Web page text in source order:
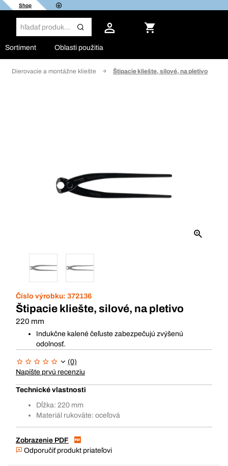
Shop
Sortiment Oblasti použitia
Dierovacie a montážne kliešte Štipacie kliešte, silové, na pletivo
Číslo výrobku: 372136
Štipacie kliešte, silové, na pletivo
220 mm
Indukčne kalené čeľuste zabezpečujú zvýšenú
odolnosť.
(0)
Napíšte prvú recenziu
Technické vlastnosti
Dĺžka: 220 mm
Materiál rukoväte: oceľová
Zobrazenie PDF
Odporučiť produkt priateľovi